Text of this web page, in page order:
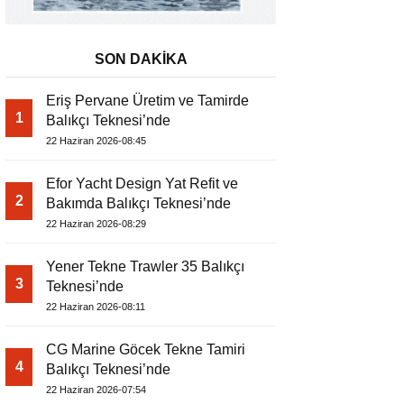
SON DAKİKA
1
Eriş Pervane Üretim ve Tamirde
Balıkçı Teknesi’nde
22 Haziran 2026-08:45
2
Efor Yacht Design Yat Refit ve
Bakımda Balıkçı Teknesi’nde
22 Haziran 2026-08:29
3
Yener Tekne Trawler 35 Balıkçı
Teknesi’nde
22 Haziran 2026-08:11
4
CG Marine Göcek Tekne Tamiri
Balıkçı Teknesi’nde
22 Haziran 2026-07:54